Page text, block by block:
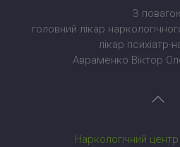
З
головний лікар
лікар психіатр-
Авраменко Віктор
Наркологічний